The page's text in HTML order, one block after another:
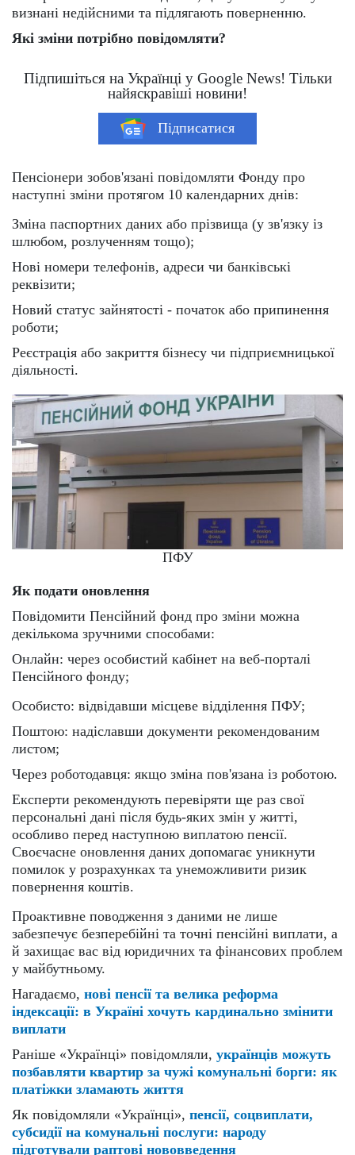
визнані недійсними та підлягають поверненню.
Які зміни потрібно повідомляти?
Підпишіться на Українці у Google News! Тільки
найяскравіші новини!
Підписатися
Пенсіонери зобов'язані повідомляти Фонду про
наступні зміни протягом 10 календарних днів:
Зміна паспортних даних або прізвища (у зв'язку із
шлюбом, розлученням тощо);
Нові номери телефонів, адреси чи банківські
реквізити;
Новий статус зайнятості - початок або припинення
роботи;
Реєстрація або закриття бізнесу чи підприємницької
діяльності.
ПФУ
Як подати оновлення
Повідомити Пенсійний фонд про зміни можна
декількома зручними способами:
Онлайн: через особистий кабінет на веб-порталі
Пенсійного фонду;
Особисто: відвідавши місцеве відділення ПФУ;
Поштою: надіславши документи рекомендованим
листом;
Через роботодавця: якщо зміна пов'язана із роботою.
Експерти рекомендують перевіряти ще раз свої
персональні дані після будь-яких змін у житті,
особливо перед наступною виплатою пенсії.
Своєчасне оновлення даних допомагає уникнути
помилок у розрахунках та унеможливити ризик
повернення коштів.
Проактивне поводження з даними не лише
забезпечує безперебійні та точні пенсійні виплати, а
й захищає вас від юридичних та фінансових проблем
у майбутньому.
Нагадаємо, нові пенсії та велика реформа
індексації: в Україні хочуть кардинально змінити
виплати
Раніше «Українці» повідомляли, українців можуть
позбавляти квартир за чужі комунальні борги: як
платіжки зламають життя
Як повідомляли «Українці», пенсії, соцвиплати,
субсидії на комунальні послуги: народу
підготували раптові нововведення